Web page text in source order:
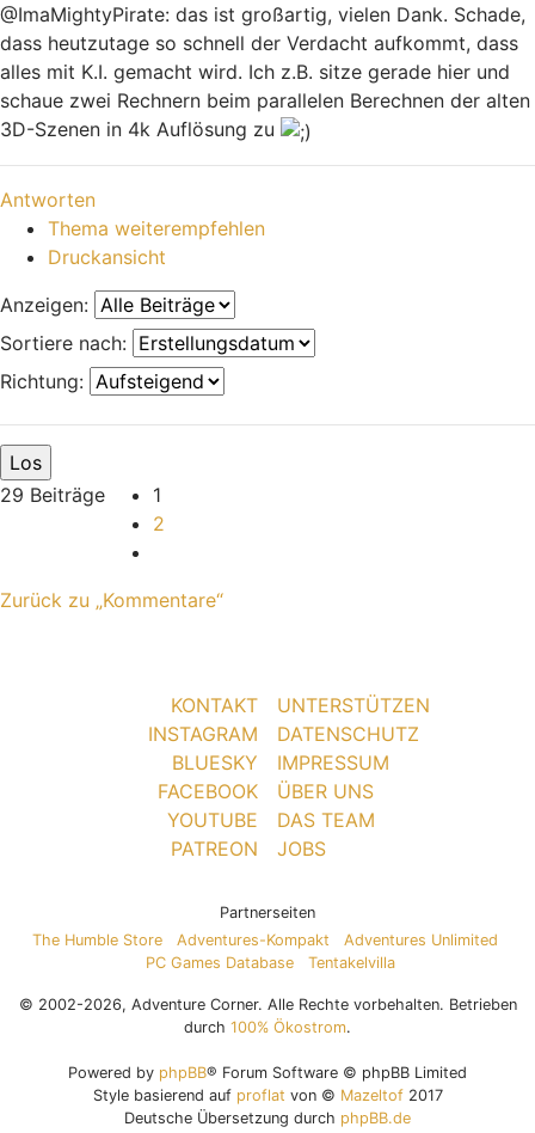
@ImaMightyPirate: das ist großartig, vielen Dank. Schade,
dass heutzutage so schnell der Verdacht aufkommt, dass
alles mit K.I. gemacht wird. Ich z.B. sitze gerade hier und
schaue zwei Rechnern beim parallelen Berechnen der alten
3D-Szenen in 4k Auflösung zu
Antworten
Thema weiterempfehlen
Druckansicht
Anzeigen:
Sortiere nach:
Richtung:
29 Beiträge
1
2
Zurück zu „Kommentare“
KONTAKT
INSTAGRAM
BLUESKY
FACEBOOK
YOUTUBE
PATREON
UNTERSTÜTZEN
DATENSCHUTZ
IMPRESSUM
ÜBER UNS
DAS TEAM
JOBS
Partnerseiten
The Humble Store
Adventures-Kompakt
Adventures Unlimited
PC Games Database
Tentakelvilla
© 2002-2026, Adventure Corner. Alle Rechte vorbehalten. Betrieben
durch 100% Ökostrom.
Powered by phpBB® Forum Software © phpBB Limited
Style basierend auf proflat von © Mazeltof2017
Deutsche Übersetzung durch phpBB.de